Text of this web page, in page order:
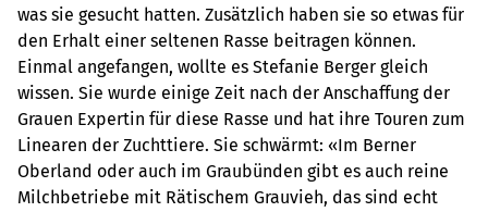
was sie gesucht hatten. Zusätzlich haben sie so etwas für
den Erhalt einer seltenen Rasse beitragen können.
Einmal angefangen, wollte es Stefanie Berger gleich
wissen. Sie wurde einige Zeit nach der Anschaffung der
Grauen Expertin für diese Rasse und hat ihre Touren zum
Linearen der Zuchttiere. Sie schwärmt: «Im Berner
Oberland oder auch im Graubünden gibt es auch reine
Milchbetriebe mit Rätischem Grauvieh, das sind echt